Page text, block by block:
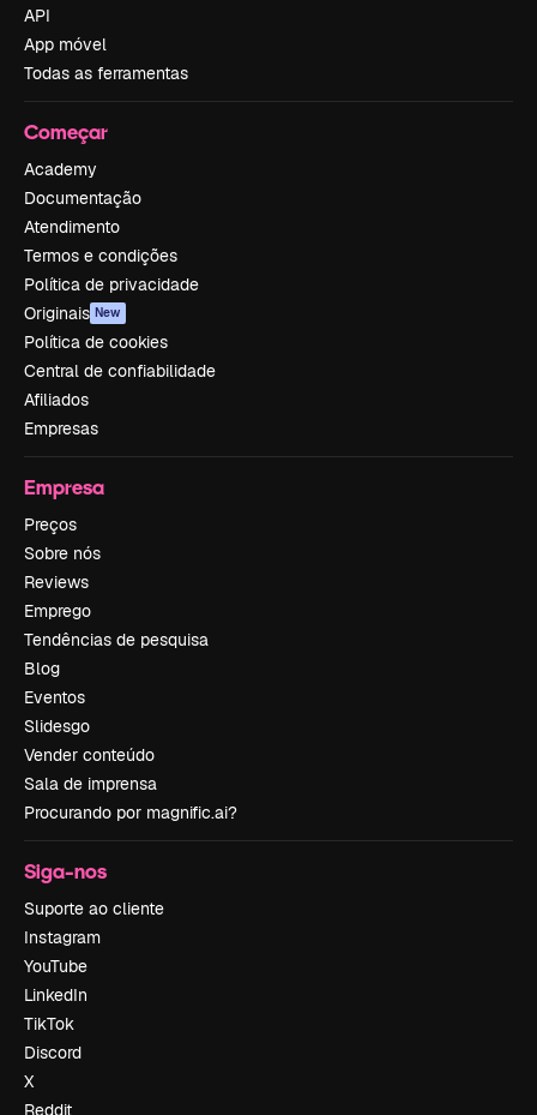
API
App móvel
Todas as ferramentas
Começar
Academy
Documentação
Atendimento
Termos e condições
Política de privacidade
Originais New
Política de cookies
Central de confiabilidade
Afiliados
Empresas
Empresa
Preços
Sobre nós
Reviews
Emprego
Tendências de pesquisa
Blog
Eventos
Slidesgo
Vender conteúdo
Sala de imprensa
Procurando por magnific.ai?
Siga-nos
Suporte ao cliente
Instagram
YouTube
LinkedIn
TikTok
Discord
X
Reddit